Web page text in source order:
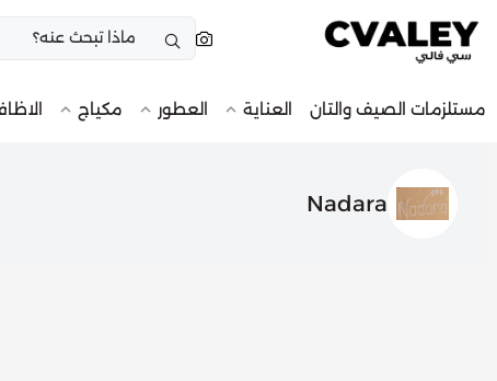
مستلزمات الصيف والتان العناية العطور مكياج
Nadara